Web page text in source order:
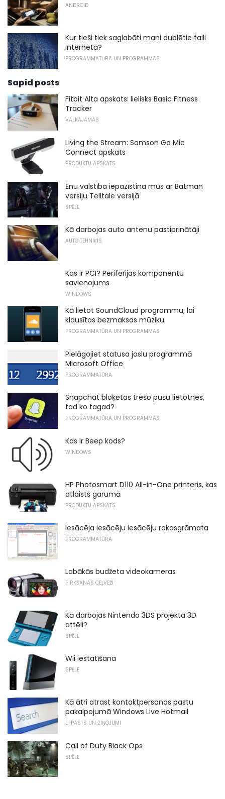
ANDROID
Kur tieši tiek saglabāti mani dublētie faili
internetā?
PROGRAMMATŪRA UN PROGRAMMAS
Sapid posts
Fitbit Alta apskats: lielisks Basic Fitness
Tracker
VALKĀJAMAS
Living the Stream: Samson Go Mic
Connect apskats
PRODUKTU APSKATS
Ēnu valstība iepazīstina mūs ar Batman
versiju Telltale versijā
SPĒLE
Kā darbojas auto antenu pastiprinātāji
AUTO TEHNIĶIS
Kas ir PCI? Perifērijas komponentu
savienojums
WINDOWS
Kā lietot SoundCloud programmu, lai
klausītos bezmaksas mūziku
PROGRAMMATŪRA UN PROGRAMMAS
Pielāgojiet statusa joslu programmā
Microsoft Office
PROGRAMMATŪRA
Snapchat bloķētas trešo pušu lietotnes,
tad ko tagad?
PROGRAMMATŪRA UN PROGRAMMAS
Kas ir Beep kods?
WINDOWS
HP Photosmart D110 All-in-One printeris, kas
atlaists garumā
PRODUKTU APSKATS
Iesācēja iesācēju iesācēju rokasgrāmata
PROGRAMMATŪRA
Labākās budžeta videokameras
PIRKŠANAS CEĻVEŽI
Kā darbojas Nintendo 3DS projekta 3D
attēli?
SPĒLE
Wii iestatīšana
SPĒLE
Kā ātri atrast kontaktpersonas pastu
pakalpojumā Windows Live Hotmail
E-PASTS UN ZIŅOJUMI
Call of Duty Black Ops
SPĒLE